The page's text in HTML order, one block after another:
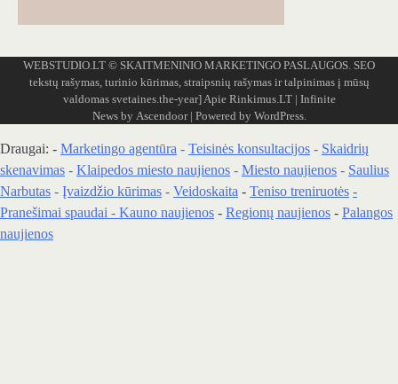
WEBSTUDIO.LT © SKAITMENINIO MARKETINGO PASLAUGOS. SEO
tekstų rašymas, turinio kūrimas, straipsnių rašymas ir talpinimas į mūsų
valdomas svetaines.the-year] Apie Rinkimus.LT| Infinite
News by Ascendoor| Powered by WordPress.
Draugai: - Marketingo agentūra - Teisinės konsultacijos - Skaidrių
skenavimas - Klaipedos miesto naujienos - Miesto naujienos - Saulius
Narbutas - Įvaizdžio kūrimas - Veidoskaita - Teniso treniruotės -
Pranešimai spaudai - Kauno naujienos - Regionų naujienos - Palangos
naujienos